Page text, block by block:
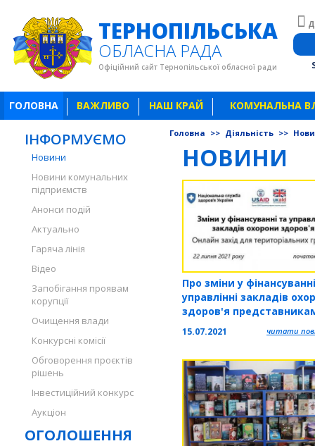
ТЕРНОПІЛЬСЬКА
ОБЛАСНА РАДА
Офіційний сайт Тернопільської обласної ради
ГОЛОВНА ВАЖЛИВО НАШ КРАЙ КОМУНАЛЬНА
ІНФОРМУЄМО
Новини
Новини комунальних
підприємств
Анонси подій
Актуально
Гаряча лінія
Відео
Запобігання проявам
корупції
Очищення влади
Конкурсні комісії
Обговорення проєктів
рішень
Інвестиційний конкурс
Аукціон
ОГОЛОШЕННЯ
Головна >> Діяльність >>
НОВИНИ
Про зміни у
управлінні закладів
здоров'я
відео-конференції
15.07.2021 читати